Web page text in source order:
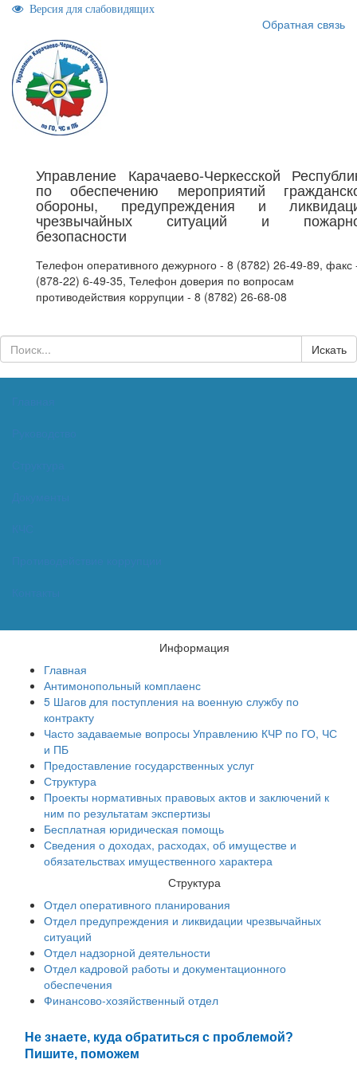
Версия для слабовидящих
Обратная связь
Управление Карачаево-Черкесской
по обеспечению мероприятий
обороны, предупреждения и
чрезвычайных ситуаций и
безопасности
Телефон оперативного дежурного - 8 (8782) 26-49-89, факс
(878-22) 6-49-35, Телефон доверия по вопросам
противодействия коррупции - 8 (8782) 26-68-08
Искать
Информация
Главная
Антимонопольный комплаенс
5 Шагов для поступления на военную службу по
контракту
Часто задаваемые вопросы Управлению КЧР по ГО, ЧС
и ПБ
Предоставление государственных услуг
Структура
Проекты нормативных правовых актов и заключений к
ним по результатам экспертизы
Бесплатная юридическая помощь
Сведения о доходах, расходах, об имуществе и
обязательствах имущественного характера
Структура
Отдел оперативного планирования
Отдел предупреждения и ликвидации чрезвычайных
ситуаций
Отдел надзорной деятельности
Отдел кадровой работы и документационного
обеспечения
Финансово-хозяйственный отдел
Не знаете, куда обратиться с проблемой?
Пишите, поможем